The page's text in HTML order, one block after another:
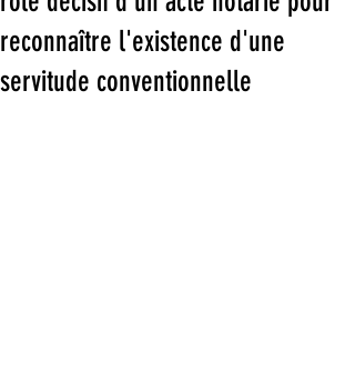
reconnaître l'existence d'une
servitude conventionnelle